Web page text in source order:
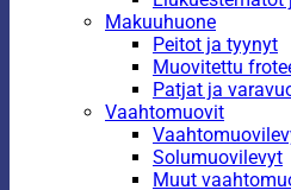
Makuuhuone
Peitot ja tyynyt
Muovitettu
Patjat ja
Vaahtomuovit
Solumuovilevyt
Muut